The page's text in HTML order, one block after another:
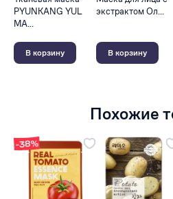
PYUNKANG YUL
МА...
В корзину
экстрактом Ол...
В корзину
Похожие
-38%